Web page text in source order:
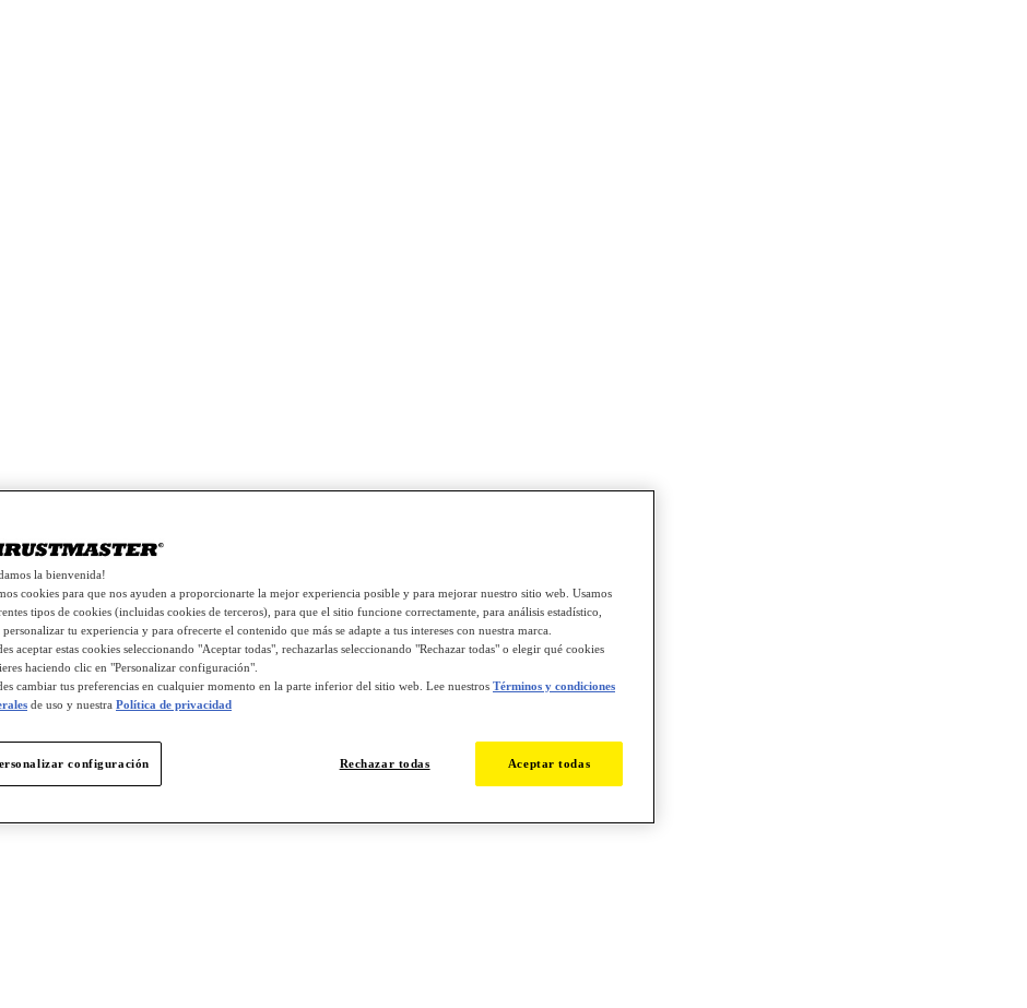
la bienvenida!
cookies para que nos ayuden a proporcionarte la mejor experiencia posible y para mejorar nuestro sitio web. Usamos
tipos de cookies (incluidas cookies de terceros), para que el sitio funcione correctamente, para análisis estadístico,
personalizar tu experiencia y para ofrecerte el contenido que más se adapte a tus intereses con nuestra marca.
aceptar estas cookies seleccionando "Aceptar todas", rechazarlas seleccionando "Rechazar todas" o elegir qué cookies
haciendo clic en "Personalizar configuración".
cambiar tus preferencias en cualquier momento en la parte inferior del sitio web. Lee nuestros Términos y condiciones
de uso y nuestra Política de privacidad
Rechazar todas Aceptar todas
configuración